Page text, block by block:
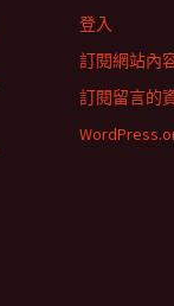
登入
訂閱網站內
訂閱留言的